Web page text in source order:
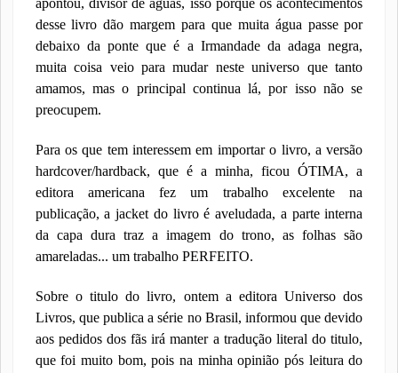
apontou, divisor de águas, isso porque os acontecimentos
desse livro dão margem para que muita água passe por
debaixo da ponte que é a Irmandade da adaga negra,
muita coisa veio para mudar neste universo que tanto
amamos, mas o principal continua lá, por isso não se
preocupem.
Para os que tem interessem em importar o livro, a versão
hardcover/hardback, que é a minha, ficou ÓTIMA, a
editora americana fez um trabalho excelente na
publicação, a jacket do livro é aveludada, a parte interna
da capa dura traz a imagem do trono, as folhas são
amareladas... um trabalho PERFEITO.
Sobre o titulo do livro, ontem a editora Universo dos
Livros, que publica a série no Brasil, informou que devido
aos pedidos dos fãs irá manter a tradução literal do titulo,
que foi muito bom, pois na minha opinião pós leitura do